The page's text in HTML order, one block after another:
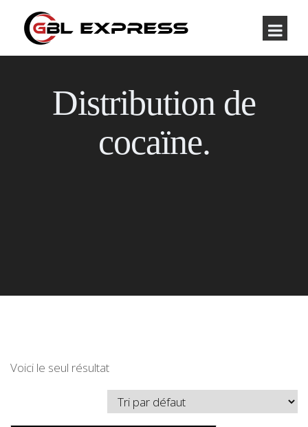
Distribution de
cocaïne.
Voici le seul résultat